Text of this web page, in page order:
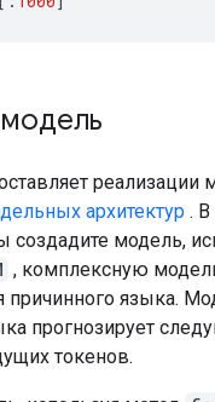
модель
реализации
архитектур . В
создадите модель,
, комплексную
причинного языка.
прогнозирует
токенов.